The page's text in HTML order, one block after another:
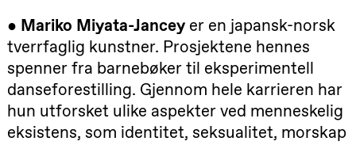
18.00
Pinquins &
Kjersti Alm
Eriksen
Hi sida
Store scene
teater)
Fredag 25. september
● Mariko Miyata-Jancey er en japansk-norsk
tverrfaglig kunstner. Prosjektene hennes
spenner fra barnebøker til eksperimentell
danseforestilling. Gjennom hele karrieren har
hun utforsket ulike aspekter ved menneskelig
eksistens, som identitet, seksualitet, morskap